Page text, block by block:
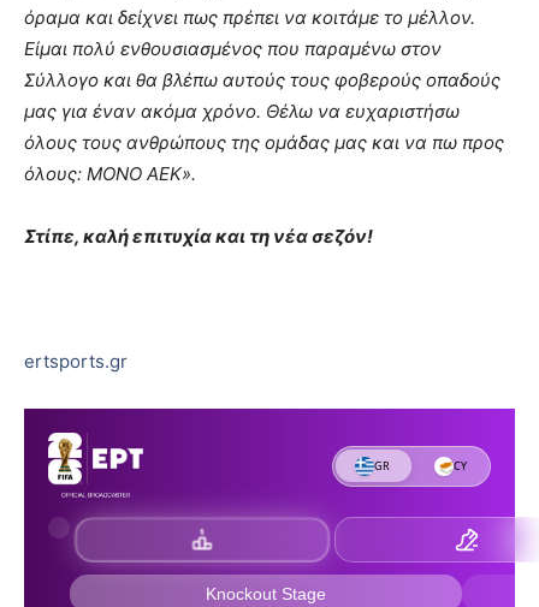
όραμα και δείχνει πως πρέπει να κοιτάμε το μέλλον.
Είμαι πολύ ενθουσιασμένος που παραμένω στον
Σύλλογο και θα βλέπω αυτούς τους φοβερούς οπαδούς
μας για έναν ακόμα χρόνο. Θέλω να ευχαριστήσω
όλους τους ανθρώπους της ομάδας μας και να πω προς
όλους: ΜΟΝΟ ΑΕΚ».
Στίπε, καλή επιτυχία και τη νέα σεζόν!
ertsports.gr